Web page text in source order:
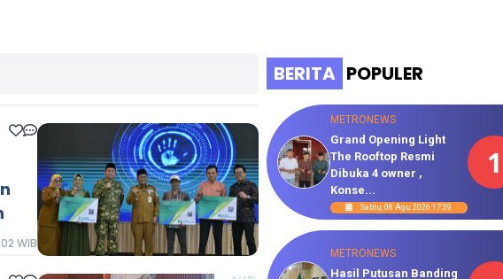
WIB
BERITA POPULER
METRONEWS
Grand Opening Light
The Rooftop Resmi
Dibuka 4 owner ,
Konse...
Sabtu, 08 Agu 2026 17:39
1
METRONEWS
Hasil Putusan Banding